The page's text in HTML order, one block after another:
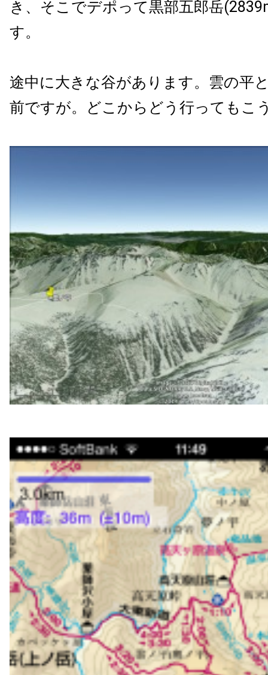
き、そこでデポって黒部五郎岳
す。
途中に大きな谷があります。雲の平
前ですが。どこからどう行ってもこ